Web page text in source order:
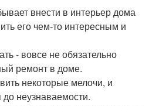
внести в интерьер дома
его чем-то интересным и
- вовсе не обязательно
ремонт в доме.
некоторые мелочи, и
неузнаваемости.